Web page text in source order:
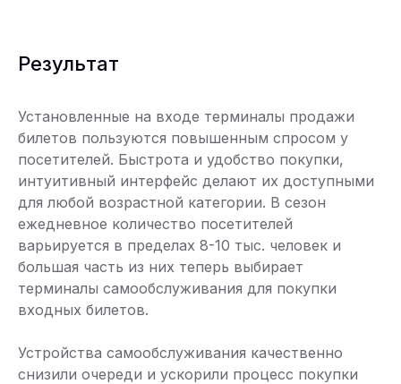
Результат
Установленные на входе терминалы продажи
билетов пользуются повышенным спросом у
посетителей. Быстрота и удобство покупки,
интуитивный интерфейс делают их доступными
для любой возрастной категории. В сезон
ежедневное количество посетителей
варьируется в пределах 8-10 тыс. человек и
большая часть из них теперь выбирает
терминалы самообслуживания для покупки
входных билетов.
Устройства самообслуживания качественно
снизили очереди и ускорили процесс покупки